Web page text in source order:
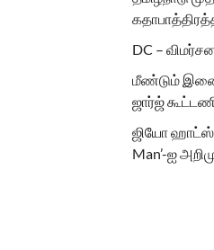
DC –
மீண்டும்
ஜார்ஜ்
ஜியோ
Man’-ஐ